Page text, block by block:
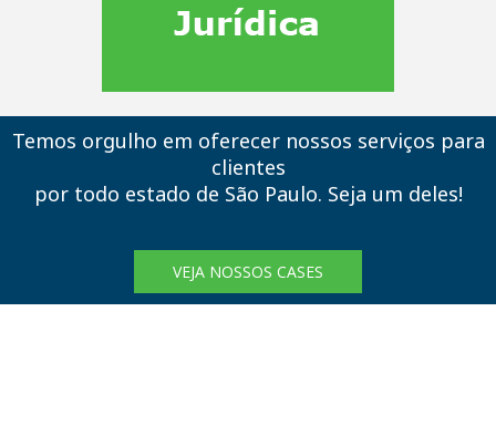
Temos orgulho em oferecer nossos serviços para
clientes
por todo estado de São Paulo. Seja um deles!
VEJA NOSSOS CASES